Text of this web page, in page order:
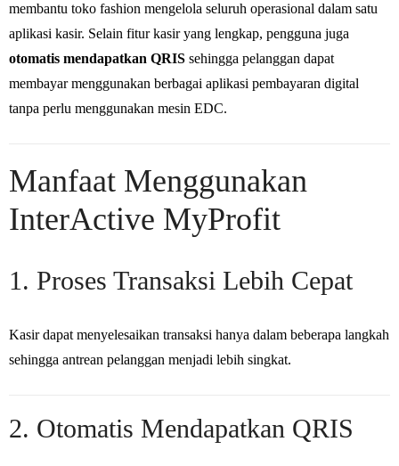
membantu toko fashion mengelola seluruh operasional dalam satu
aplikasi kasir. Selain fitur kasir yang lengkap, pengguna juga
otomatis mendapatkan QRIS sehingga pelanggan dapat
membayar menggunakan berbagai aplikasi pembayaran digital
tanpa perlu menggunakan mesin EDC.
Manfaat Menggunakan
InterActive MyProfit
1. Proses Transaksi Lebih Cepat
Kasir dapat menyelesaikan transaksi hanya dalam beberapa langkah
sehingga antrean pelanggan menjadi lebih singkat.
2. Otomatis Mendapatkan QRIS